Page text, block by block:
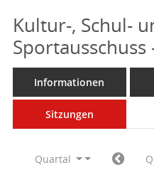
Kultur-, Schul-
Informationen
Sitzungen
Quartal